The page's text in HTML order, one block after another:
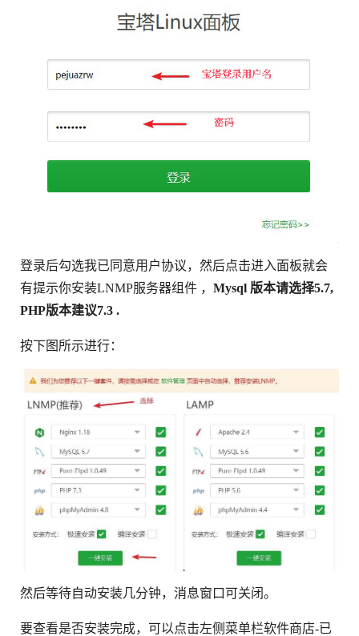
登录后勾选我已同意用户协议，然后点击进入面板就会
有提示你安装LNMP服务器组件 ， Mysql 版本请选择5.7,
PHP版本建议7.3 .
按下图所示进行：
然后等待自动安装几分钟，消息窗口可关闭。
要查看是否安装完成，可以点击左侧菜单栏软件商店-已